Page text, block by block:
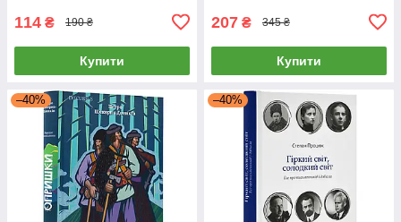
114 ₴ 190 ₴
Купити
207 ₴ 345 ₴
Купити
–40% –40%